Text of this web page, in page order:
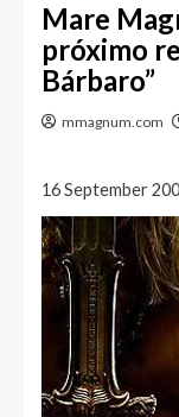
Mare
próximo
Bárbaro”
mmagnum.com
16 September